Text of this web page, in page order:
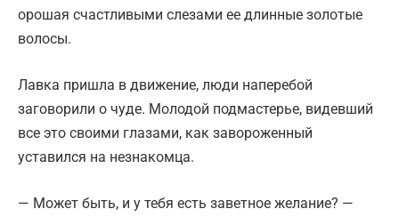
орошая счастливыми слезами ее длинные золотые
волосы.
Лавка пришла в движение, люди наперебой
заговорили о чуде. Молодой подмастерье, видевший
все это своими глазами, как завороженный
уставился на незнакомца.
— Может быть, и у тебя есть заветное желание? —